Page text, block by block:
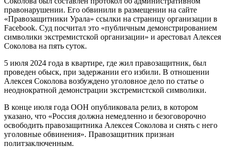
правонарушении. Его обвинили в размещении на сайте
«Правозащитники Урала» ссылки на страницу организации в
Facebook. Суд посчитал это «публичным демонстрированием
символики экстремистской организации» и арестовал Алексея
Соколова на пять суток.
5 июля 2024 года в квартире, где жил правозащитник, был
проведен обыск, при задержании его избили. В отношении
Алексея Соколова возбуждено уголовное дело по статье о
неоднократной демонстрации экстремистской символики.
В конце июля года ООН опубликовала релиз, в котором
указано, что «Россия должна немедленно и безоговорочно
освободить правозащитника Алексея Соколова и снять с него
уголовные обвинения». Правозащитник признан
политзаключенным.